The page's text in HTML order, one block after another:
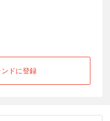
ドに登録